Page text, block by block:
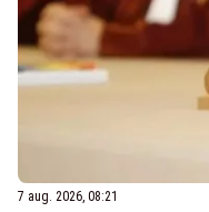
7 aug. 2026, 08:21